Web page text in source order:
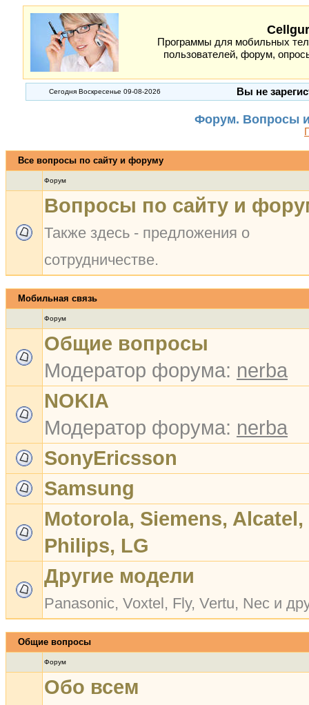
Программы для мобильных
пользователей, форум,
Сегодня Воскресенье 09-08-2026 Вы не
Форум. Вопросы
Все вопросы по сайту и форуму
Форум
Вопросы по сайту и
Также здесь - предложения о
сотрудничестве.
Мобильная связь
Форум
Общие вопросы
Модератор форума: nerba
NOKIA
Модератор форума: nerba
SonyEricsson
Samsung
Motorola, Siemens, Alcatel,
Philips, LG
Другие модели
Panasonic, Voxtel, Fly, Vertu, Nec и
Общие вопросы
Форум
Обо всем